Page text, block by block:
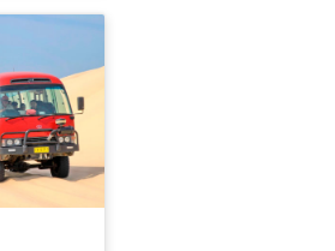
滑沙体验
SYD04288